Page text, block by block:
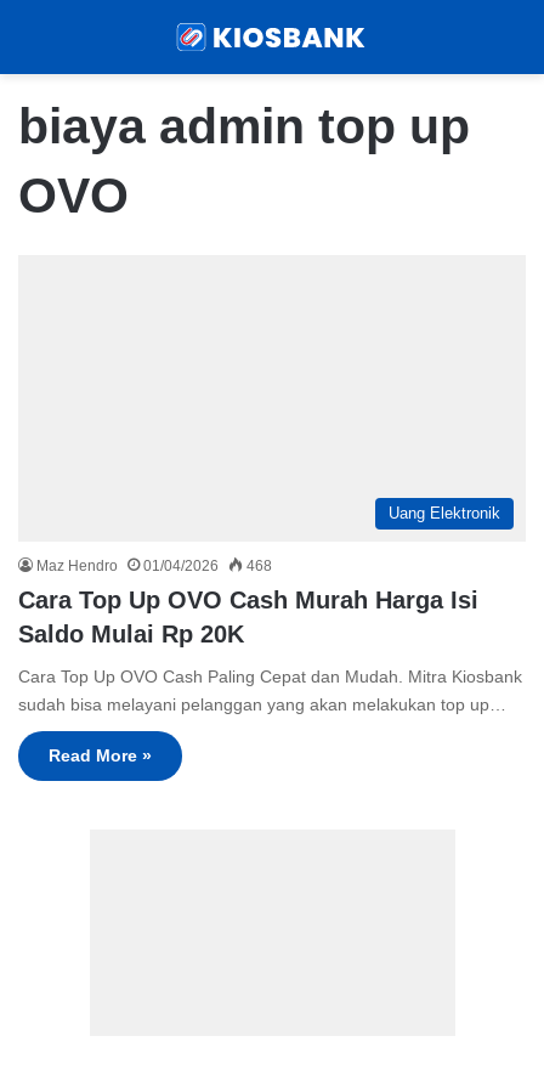
biaya admin top up
OVO
Uang Elektronik
Maz Hendro 01/04/2026 468
Cara Top Up OVO Cash Murah Harga Isi
Saldo Mulai Rp 20K
Cara Top Up OVO Cash Paling Cepat dan Mudah. Mitra Kiosbank
sudah bisa melayani pelanggan yang akan melakukan top up…
Read More »